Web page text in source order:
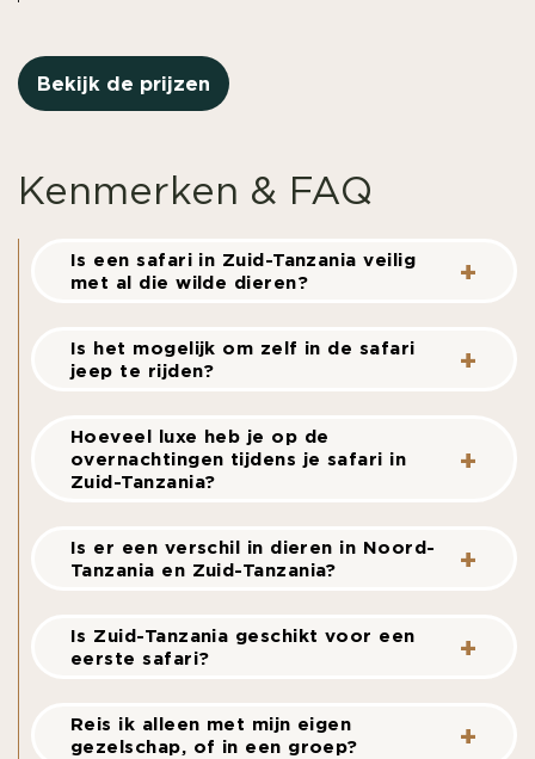
Bekijk de prijzen
Kenmerken & FAQ
Is een safari in Zuid-Tanzania veilig
met al die wilde dieren?
Is het mogelijk om zelf in de safari
jeep te rijden?
Hoeveel luxe heb je op de
overnachtingen tijdens je safari in
Zuid-Tanzania?
Is er een verschil in dieren in Noord-
Tanzania en Zuid-Tanzania?
Is Zuid-Tanzania geschikt voor een
eerste safari?
Reis ik alleen met mijn eigen
gezelschap, of in een groep?